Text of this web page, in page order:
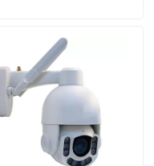
Kamera